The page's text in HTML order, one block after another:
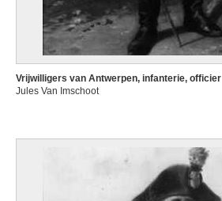
Vrijwilligers van Antwerpen, infanterie, officier
Jules Van Imschoot